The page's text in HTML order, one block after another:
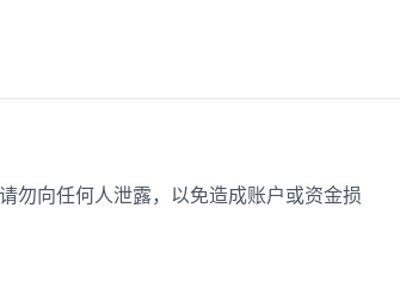
勿向任何人泄露，以免造成账户或资金损